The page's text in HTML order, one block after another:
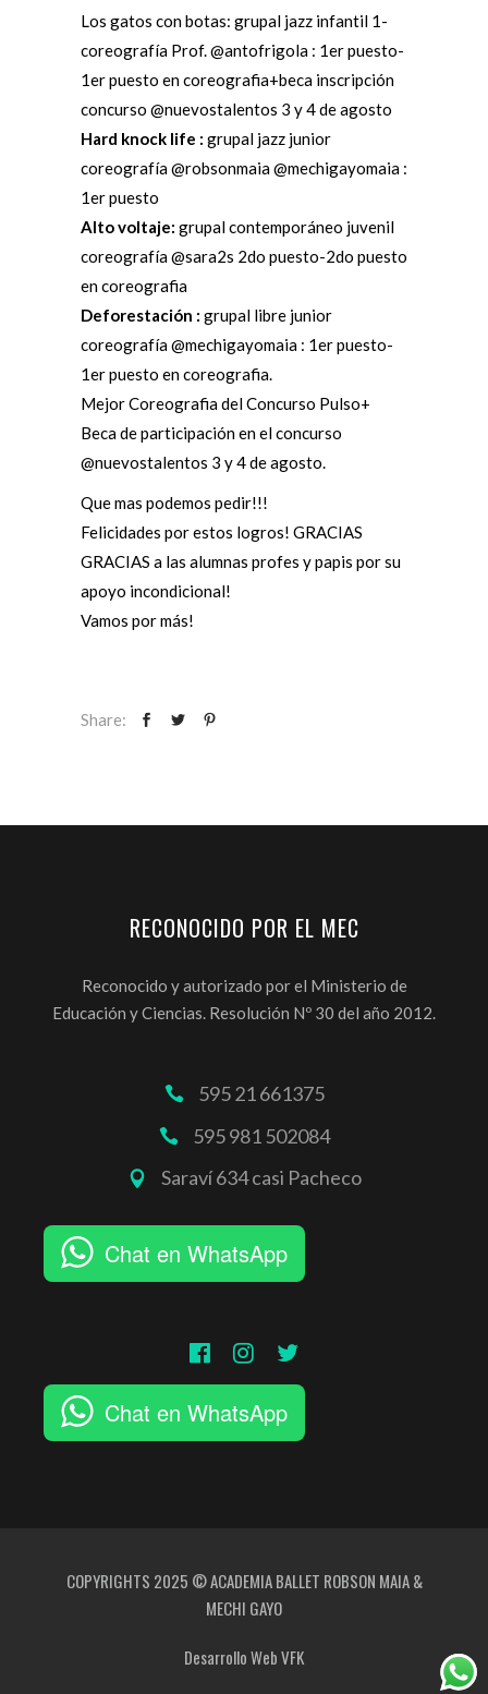
Los gatos con botas: grupal jazz infantil 1-
coreografía Prof. @antofrigola : 1er puesto-
1er puesto en coreografia+beca inscripción
concurso @nuevostalentos 3 y 4 de agosto
Hard knock life : grupal jazz junior
coreografía @robsonmaia @mechigayomaia :
1er puesto
Alto voltaje: grupal contemporáneo juvenil
coreografía @sara2s 2do puesto-2do puesto
en coreografia
Deforestación : grupal libre junior
coreografía @mechigayomaia : 1er puesto-
1er puesto en coreografia.
Mejor Coreografia del Concurso Pulso+
Beca de participación en el concurso
@nuevostalentos 3 y 4 de agosto.
Que mas podemos pedir!!!
Felicidades por estos logros! GRACIAS
GRACIAS a las alumnas profes y papis por su
apoyo incondicional!
Vamos por más!
Share:
RECONOCIDO POR EL MEC
Reconocido y autorizado por el Ministerio de
Educación y Ciencias. Resolución Nº 30 del año 2012.
595 21 661375
595 981 502084
Saraví 634 casi Pacheco
Chat en WhatsApp
Chat en WhatsApp
COPYRIGHTS 2025 © ACADEMIA BALLET ROBSON MAIA &
MECHI GAYO
Desarrollo WebVFK